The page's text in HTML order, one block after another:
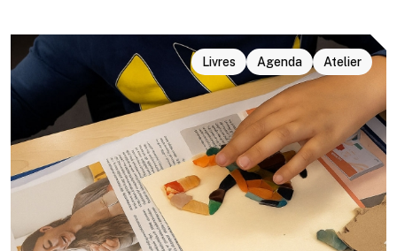
Livres Agenda Atelier